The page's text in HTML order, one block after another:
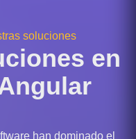
soluciones
en
han dominado el